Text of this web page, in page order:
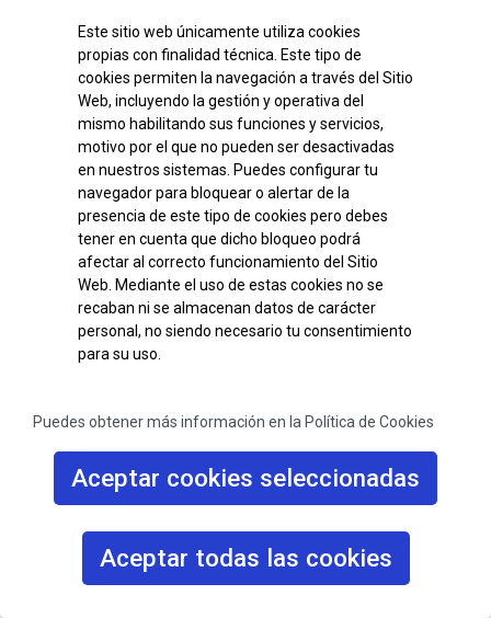
Este sitio web únicamente utiliza cookies
propias con finalidad técnica. Este tipo de
cookies permiten la navegación a través del Sitio
Web, incluyendo la gestión y operativa del
mismo habilitando sus funciones y servicios,
motivo por el que no pueden ser desactivadas
en nuestros sistemas. Puedes configurar tu
navegador para bloquear o alertar de la
presencia de este tipo de cookies pero debes
tener en cuenta que dicho bloqueo podrá
afectar al correcto funcionamiento del Sitio
Web. Mediante el uso de estas cookies no se
recaban ni se almacenan datos de carácter
personal, no siendo necesario tu consentimiento
para su uso.
Puedes obtener más información en la Política de Cookies
Aceptar cookies seleccionadas
Aceptar todas las cookies
encargado.
¿Con qué finalidad tratamos
sus datos personales?
En Chequemotiva tratamos la información que
nos facilita con la finalidad de gestionar su
participación en el site http://gift4.net, proceder a
la gestión del programa de incentivos
"GIFT4NET", y gestionar las incidencias que
deriven del mismo."
¿Por cuánto tiempo
necesario para los fines autorizados.
fichero para gestionar la reserva y para posibles
incidencias que pudieran surgir de la misma, una